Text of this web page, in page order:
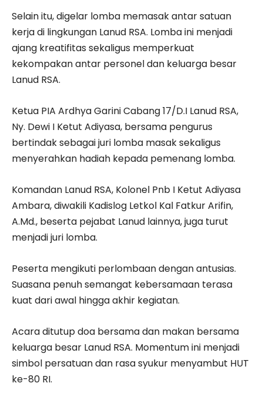
Selain itu, digelar lomba memasak antar satuan
kerja di lingkungan Lanud RSA. Lomba ini menjadi
ajang kreatifitas sekaligus memperkuat
kekompakan antar personel dan keluarga besar
Lanud RSA.
Ketua PIA Ardhya Garini Cabang 17/D.I Lanud RSA,
Ny. Dewi I Ketut Adiyasa, bersama pengurus
bertindak sebagai juri lomba masak sekaligus
menyerahkan hadiah kepada pemenang lomba.
Komandan Lanud RSA, Kolonel Pnb I Ketut Adiyasa
Ambara, diwakili Kadislog Letkol Kal Fatkur Arifin,
A.Md., beserta pejabat Lanud lainnya, juga turut
menjadi juri lomba.
Peserta mengikuti perlombaan dengan antusias.
Suasana penuh semangat kebersamaan terasa
kuat dari awal hingga akhir kegiatan.
Acara ditutup doa bersama dan makan bersama
keluarga besar Lanud RSA. Momentum ini menjadi
simbol persatuan dan rasa syukur menyambut HUT
ke-80 RI.